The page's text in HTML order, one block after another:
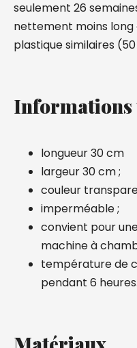
seulement 26
nettement moins long
plastique similaires
Informations
longueur 30 cm
largeur 30 cm ;
couleur
imperméable ;
convient pour
machine à
température de
pendant 6 heures.